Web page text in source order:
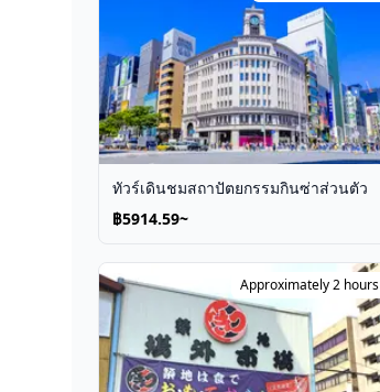
ทัวร์เดินชมสถาปัตยกรรมกินซ่าส่วนตัว
฿5914.59~
Approximately 2 hours